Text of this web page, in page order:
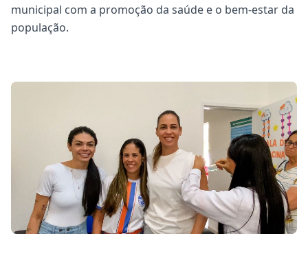
municipal com a promoção da saúde e o bem-estar da
população.